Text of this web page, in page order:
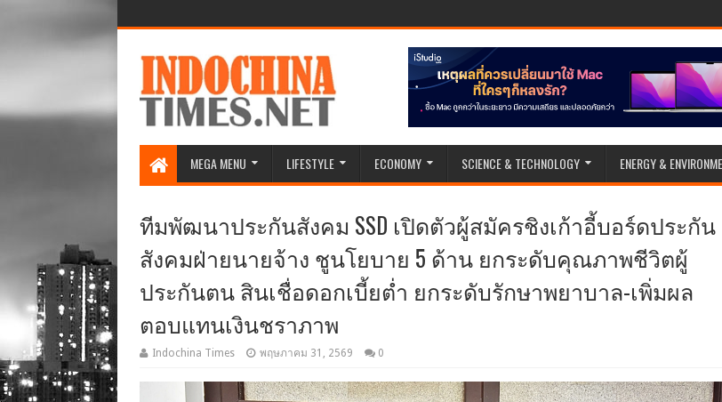
MEGA MENU LIFESTYLE ECONOMY SCIENCE & TECHNOLOGY ENERGY &
ทีมพัฒนาประกันสังคม SSD เปิดตัวผู้สมัครชิงเก้าอี้บอร์ดประกัน
สังคมฝ่ายนายจ้าง ชูนโยบาย 5 ด้าน ยกระดับคุณภาพชีวิตผู้
ประกันตน สินเชื่อดอกเบี้ยต่ำ ยกระดับรักษาพยาบาล-เพิ่มผล
ตอบแทนเงินชราภาพ
Indochina Times พฤษภาคม 31, 2569 0